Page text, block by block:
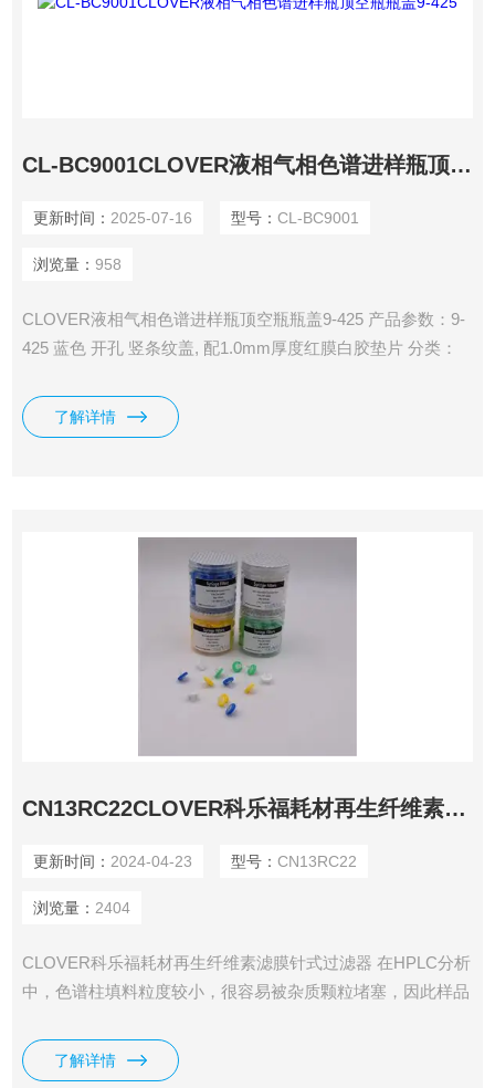
CL-BC9001CLOVER液相气相色谱进样瓶顶空瓶瓶盖9-425
更新时间： 2025-07-16 型号： CL-BC9001
浏览量： 958
CLOVER液相气相色谱进样瓶顶空瓶瓶盖9-425 产品参数：9-
425 蓝色 开孔 竖条纹盖, 配1.0mm厚度红膜白胶垫片 分类：
耐碱、耐温、抗粘
了解详情
CN13RC22CLOVER科乐福耗材再生纤维素滤膜针式过滤器
更新时间： 2024-04-23 型号： CN13RC22
浏览量： 2404
CLOVER科乐福耗材再生纤维素滤膜针式过滤器 在HPLC分析
中，色谱柱填料粒度较小，很容易被杂质颗粒堵塞，因此样品
中常用的离子色谱法，也要求样品前处理中不能引入无机污染
物，针式过滤器可用于HPLC分析和IC分析中，过滤样品溶
了解详情